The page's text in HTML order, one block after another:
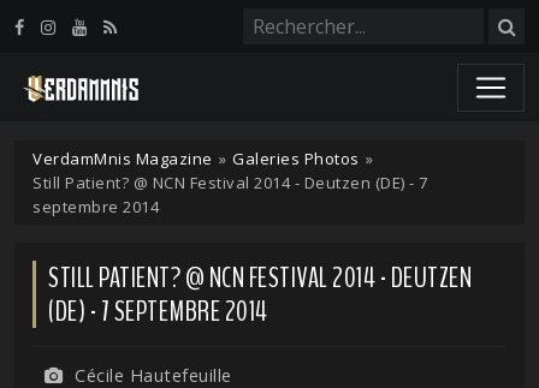
VerdamMnis Magazine » Galeries Photos »
Still Patient? @ NCN Festival 2014 - Deutzen (DE) - 7
septembre 2014
STILL PATIENT? @ NCN FESTIVAL 2014 - DEUTZEN
(DE) - 7 SEPTEMBRE 2014
Cécile Hautefeuille
Panneau de gestion des cookies